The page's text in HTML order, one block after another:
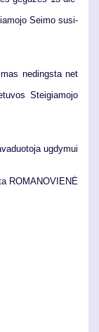
Sei­mo su­si­
ne­dings­ta net
Stei­gia­mo­jo
ug­dy­mui
RO­MA­NO­VIE­NĖ